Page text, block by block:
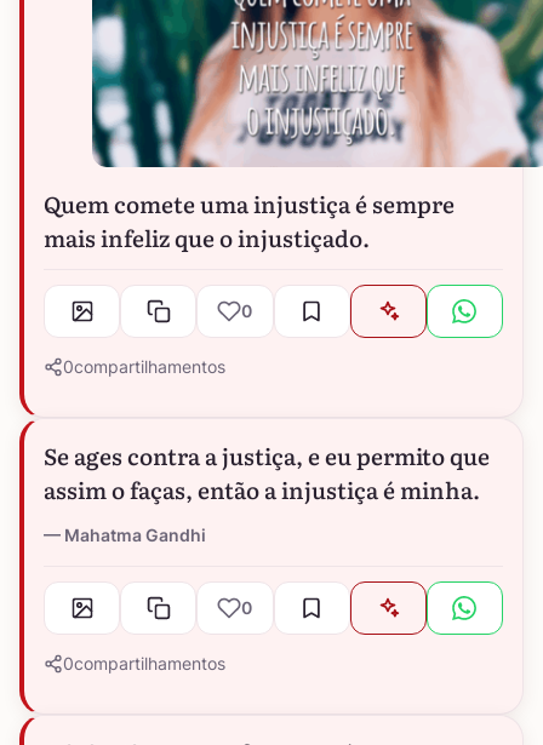
Quem comete uma injustiça é sempre
mais infeliz que o injustiçado.
0
0compartilhamentos
Se ages contra a justiça, e eu permito que
assim o faças, então a injustiça é minha.
Mahatma Gandhi
0
0compartilhamentos